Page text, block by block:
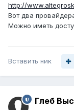
http://
Вот два
Можно иметь
Вставить ник
Глеб